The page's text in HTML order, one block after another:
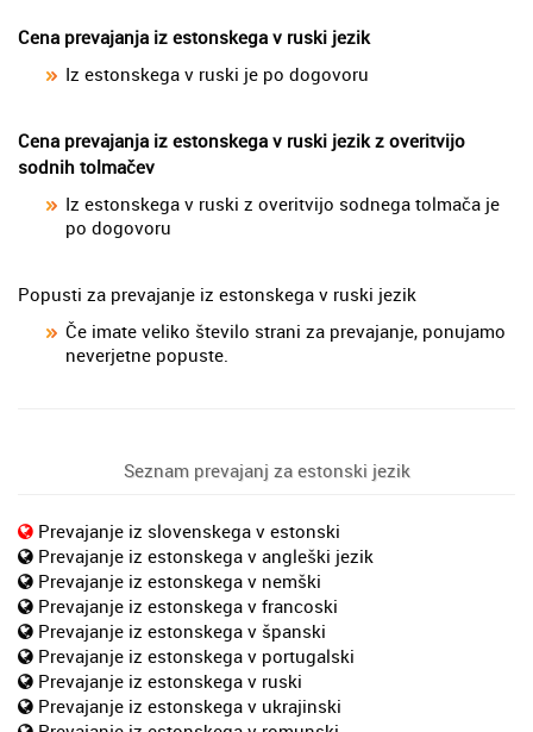
Cena prevajanja iz estonskega v ruski jezik
Iz estonskega v ruski je po dogovoru
Cena prevajanja iz estonskega v ruski jezik z overitvijo
sodnih tolmačev
Iz estonskega v ruski z overitvijo sodnega tolmača je
po dogovoru
Popusti za prevajanje iz estonskega v ruski jezik
Če imate veliko število strani za prevajanje, ponujamo
neverjetne popuste.
Seznam prevajanj za estonski jezik
Prevajanje iz slovenskega v estonski
Prevajanje iz estonskega v angleški jezik
Prevajanje iz estonskega v nemški
Prevajanje iz estonskega v francoski
Prevajanje iz estonskega v španski
Prevajanje iz estonskega v portugalski
Prevajanje iz estonskega v ruski
Prevajanje iz estonskega v ukrajinski